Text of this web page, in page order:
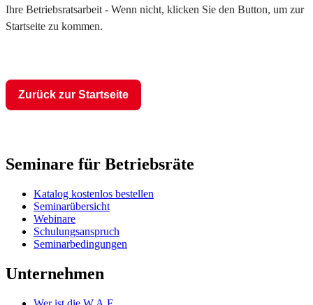
Ihre Betriebsratsarbeit - Wenn nicht, klicken Sie den Button, um zur
Startseite zu kommen.
Zurück zur Startseite
Seminare für Betriebsräte
Katalog kostenlos bestellen
Seminarübersicht
Webinare
Schulungsanspruch
Seminarbedingungen
Unternehmen